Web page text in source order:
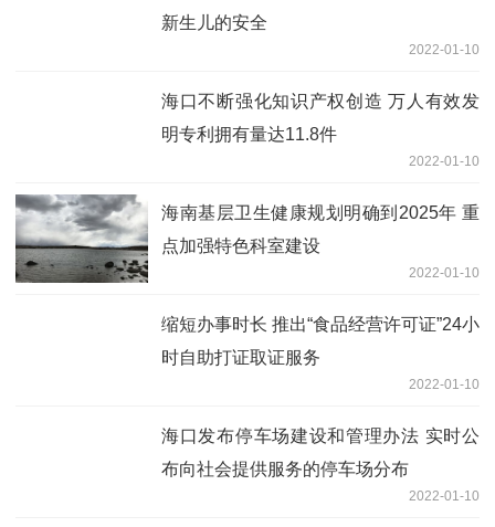
新生儿的安全
2022-01-10
海口不断强化知识产权创造 万人有效发
明专利拥有量达11.8件
2022-01-10
海南基层卫生健康规划明确到2025年 重
点加强特色科室建设
2022-01-10
缩短办事时长 推出“食品经营许可证”24小
时自助打证取证服务
2022-01-10
海口发布停车场建设和管理办法 实时公
布向社会提供服务的停车场分布
2022-01-10